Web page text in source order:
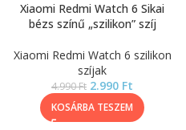
Xiaomi Redmi Watch 6 Sikai
bézs színű „szilikon” szíj
Xiaomi Redmi Watch 6 szilikon
szíjak
4.990Ft 2.990 Ft
KOSÁRBA TESZEM